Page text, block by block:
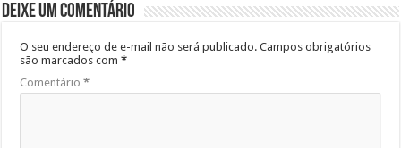
Deixe um comentário
O seu endereço de e-mail não será publicado. Campos obrigatórios
são marcados com*
Comentário*